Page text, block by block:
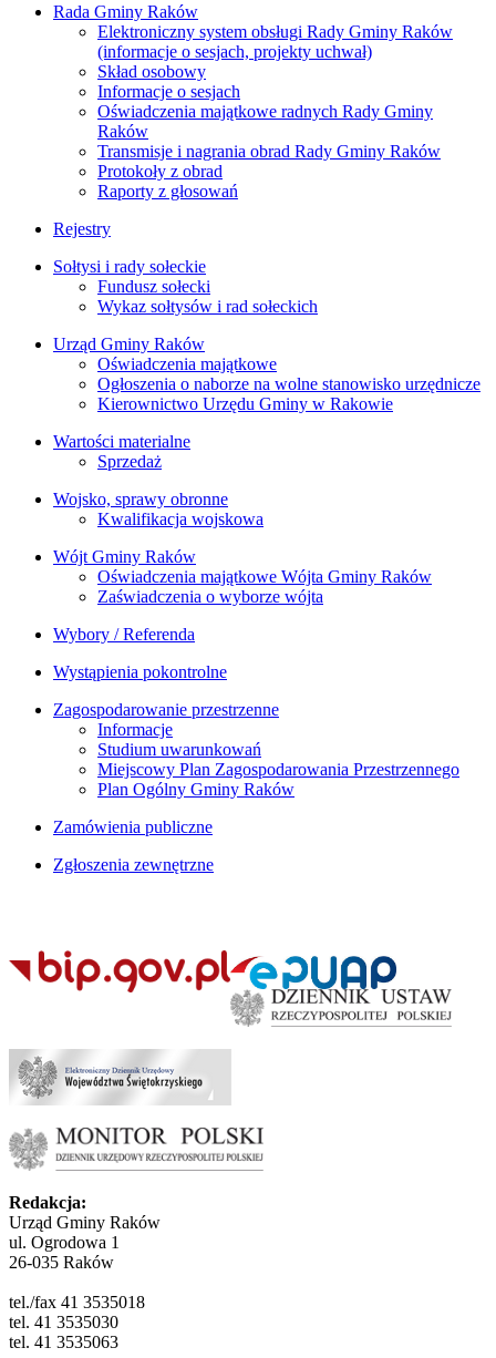
Rada Gminy Raków
Elektroniczny system obsługi Rady Gminy Raków
(informacje o sesjach, projekty uchwał)
Skład osobowy
Informacje o sesjach
Oświadczenia majątkowe radnych Rady Gminy
Raków
Transmisje i nagrania obrad Rady Gminy Raków
Protokoły z obrad
Raporty z głosowań
Rejestry
Sołtysi i rady sołeckie
Fundusz sołecki
Wykaz sołtysów i rad sołeckich
Urząd Gminy Raków
Oświadczenia majątkowe
Ogłoszenia o naborze na wolne stanowisko urzędnicze
Kierownictwo Urzędu Gminy w Rakowie
Wartości materialne
Sprzedaż
Wojsko, sprawy obronne
Kwalifikacja wojskowa
Wójt Gminy Raków
Oświadczenia majątkowe Wójta Gminy Raków
Zaświadczenia o wyborze wójta
Wybory / Referenda
Wystąpienia pokontrolne
Zagospodarowanie przestrzenne
Informacje
Studium uwarunkowań
Miejscowy Plan Zagospodarowania Przestrzennego
Plan Ogólny Gminy Raków
Zamówienia publiczne
Zgłoszenia zewnętrzne
Redakcja:
Urząd Gminy Raków
ul. Ogrodowa 1
26-035 Raków
tel./fax 41 3535018
tel. 41 3535030
tel. 41 3535063